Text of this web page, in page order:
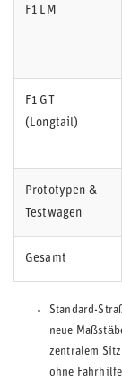
F1 LM
F1 GT
(Longtail)
Prototypen &
Testwagen
Gesamt
Standard-
neue
zentralem
ohne